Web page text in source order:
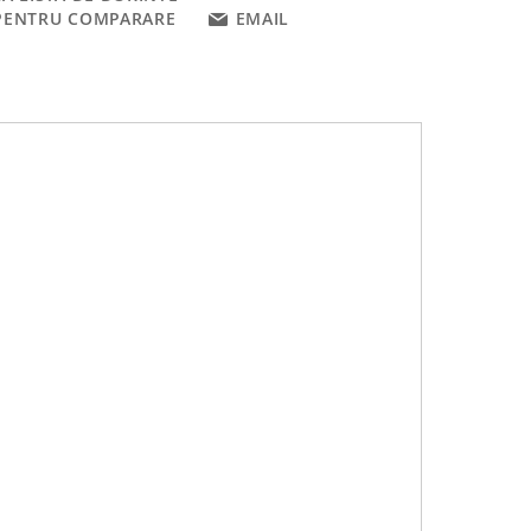
COMPARARE
EMAIL